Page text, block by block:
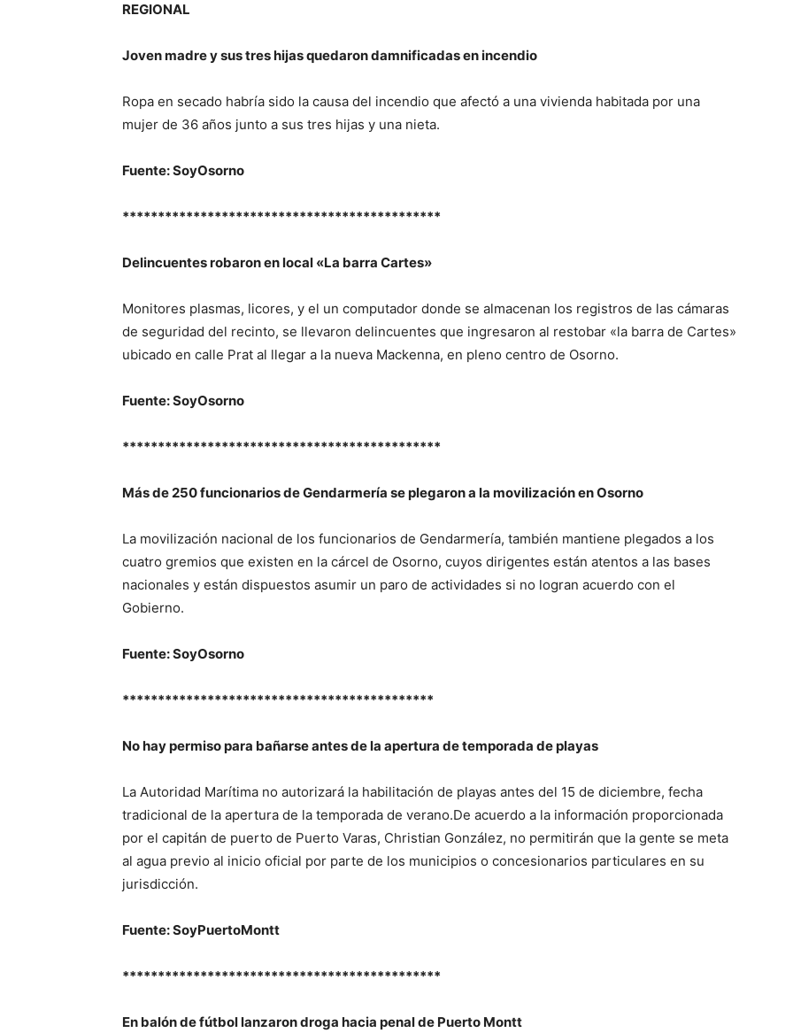
REGIONAL
Joven madre y sus tres hijas quedaron damnificadas en incendio
Ropa en secado habría sido la causa del incendio que afectó a una vivienda habitada por una
mujer de 36 años junto a sus tres hijas y una nieta.
Fuente: SoyOsorno
*********************************************
Delincuentes robaron en local «La barra Cartes»
Monitores plasmas, licores, y el un computador donde se almacenan los registros de las cámaras
de seguridad del recinto, se llevaron delincuentes que ingresaron al restobar «la barra de Cartes»
ubicado en calle Prat al llegar a la nueva Mackenna, en pleno centro de Osorno.
Fuente: SoyOsorno
*********************************************
Más de 250 funcionarios de Gendarmería se plegaron a la movilización en Osorno
La movilización nacional de los funcionarios de Gendarmería, también mantiene plegados a los
cuatro gremios que existen en la cárcel de Osorno, cuyos dirigentes están atentos a las bases
nacionales y están dispuestos asumir un paro de actividades si no logran acuerdo con el
Gobierno.
Fuente: SoyOsorno
********************************************
No hay permiso para bañarse antes de la apertura de temporada de playas
La Autoridad Marítima no autorizará la habilitación de playas antes del 15 de diciembre, fecha
tradicional de la apertura de la temporada de verano.De acuerdo a la información proporcionada
por el capitán de puerto de Puerto Varas, Christian González, no permitirán que la gente se meta
al agua previo al inicio oficial por parte de los municipios o concesionarios particulares en su
jurisdicción.
Fuente: SoyPuertoMontt
*********************************************
En balón de fútbol lanzaron droga hacia penal de Puerto Montt